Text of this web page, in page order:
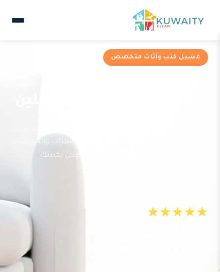
غسيل كنب وأثاث متخصص
منطقة النعيم بالجهراء. نستخدم أحدث المعدات والمنظفات
الآمنة للعائلات الكويتية. فريقنا المدرب يعتني بكنبتك
★★★★★